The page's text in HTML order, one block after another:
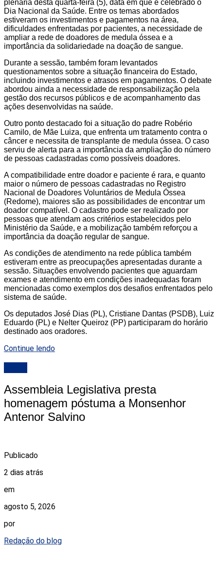
plenária desta quarta-feira (5), data em que é celebrado o
Dia Nacional da Saúde. Entre os temas abordados
estiveram os investimentos e pagamentos na área,
dificuldades enfrentadas por pacientes, a necessidade de
ampliar a rede de doadores de medula óssea e a
importância da solidariedade na doação de sangue.
Durante a sessão, também foram levantados
questionamentos sobre a situação financeira do Estado,
incluindo investimentos e atrasos em pagamentos. O debate
abordou ainda a necessidade de responsabilização pela
gestão dos recursos públicos e de acompanhamento das
ações desenvolvidas na saúde.
Outro ponto destacado foi a situação do padre Robério
Camilo, de Mãe Luiza, que enfrenta um tratamento contra o
câncer e necessita de transplante de medula óssea. O caso
serviu de alerta para a importância da ampliação do número
de pessoas cadastradas como possíveis doadores.
A compatibilidade entre doador e paciente é rara, e quanto
maior o número de pessoas cadastradas no Registro
Nacional de Doadores Voluntários de Medula Óssea
(Redome), maiores são as possibilidades de encontrar um
doador compatível. O cadastro pode ser realizado por
pessoas que atendam aos critérios estabelecidos pelo
Ministério da Saúde, e a mobilização também reforçou a
importância da doação regular de sangue.
As condições de atendimento na rede pública também
estiveram entre as preocupações apresentadas durante a
sessão. Situações envolvendo pacientes que aguardam
exames e atendimento em condições inadequadas foram
mencionadas como exemplos dos desafios enfrentados pelo
sistema de saúde.
Os deputados José Dias (PL), Cristiane Dantas (PSDB), Luiz
Eduardo (PL) e Nelter Queiroz (PP) participaram do horário
destinado aos oradores.
Continue lendo
Assembleia Legislativa presta
homenagem póstuma a Monsenhor
Antenor Salvino
Publicado
2 dias atrás
em
agosto 5, 2026
por
Redação do blog